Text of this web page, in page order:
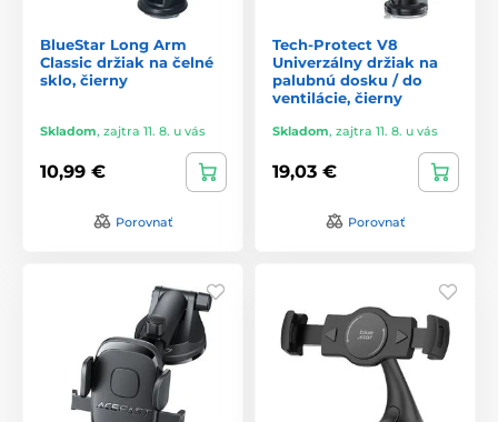
BlueStar Long Arm
Classic držiak na čelné
sklo, čierny
Skladom, zajtra 11. 8. u vás
10,99 €
Porovnať
Tech-Protect V8
Univerzálny držiak na
palubnú dosku / do
ventilácie, čierny
Skladom, zajtra 11. 8. u vás
19,03 €
Porovnať